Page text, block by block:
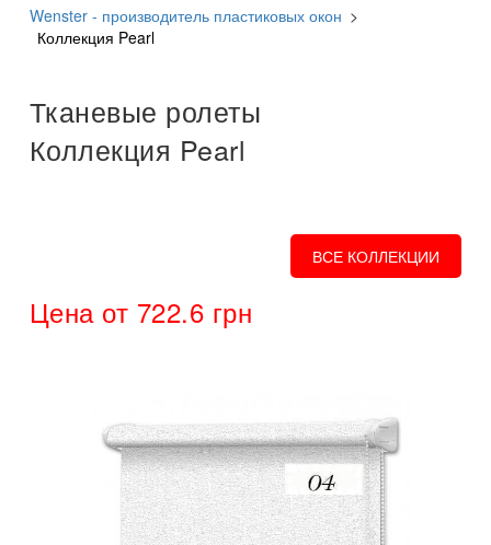
Wenster - производитель пластиковых окон >
Коллекция Pearl
Тканевые ролеты
Коллекция Pearl
ВСЕ КОЛЛЕКЦИИ
Цена от 722.6 грн